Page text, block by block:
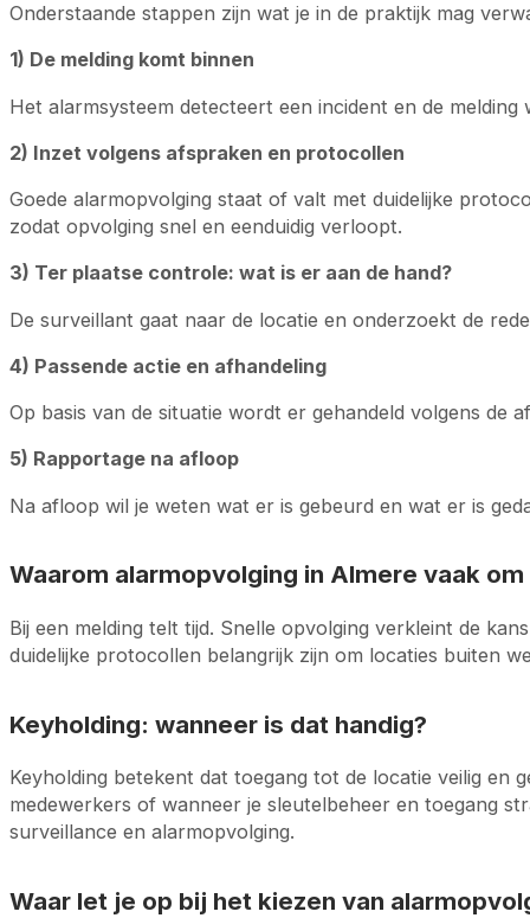
Onderstaande stappen zijn wat je in de praktijk mag
1) De melding komt binnen
Het alarmsysteem detecteert een incident en de
2) Inzet volgens afspraken en protocollen
Goede alarmopvolging staat of valt met duidelijke
zodat opvolging snel en eenduidig verloopt.
3) Ter plaatse controle: wat is er aan de hand?
De surveillant gaat naar de locatie en onderzoekt de
4) Passende actie en afhandeling
Op basis van de situatie wordt er gehandeld volgens de
5) Rapportage na afloop
Na afloop wil je weten wat er is gebeurd en wat er is
Waarom alarmopvolging in Almere vaak
Bij een melding telt tijd. Snelle opvolging verkleint de
duidelijke protocollen belangrijk zijn om locaties buiten
Keyholding: wanneer is dat handig?
Keyholding betekent dat toegang tot de locatie veilig en
medewerkers of wanneer je sleutelbeheer en toegang
surveillance en alarmopvolging.
Waar let je op bij het kiezen van